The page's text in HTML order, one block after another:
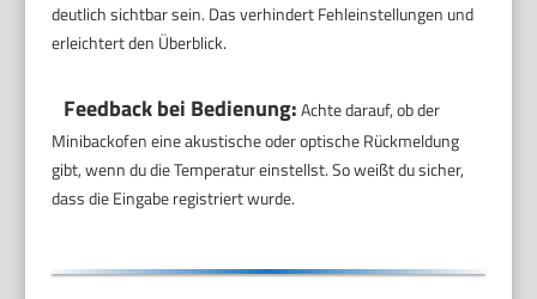
deutlich sichtbar sein. Das verhindert Fehleinstellungen und
erleichtert den Überblick.
Feedback bei Bedienung:Achte darauf, ob der
Minibackofen eine akustische oder optische Rückmeldung
gibt, wenn du die Temperatur einstellst. So weißt du sicher,
dass die Eingabe registriert wurde.